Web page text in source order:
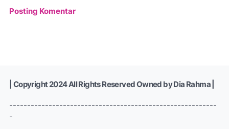
Posting Komentar
| Copyright 2024 All Rights Reserved Owned by Dia Rahma |
----------------------------------------------------------
-